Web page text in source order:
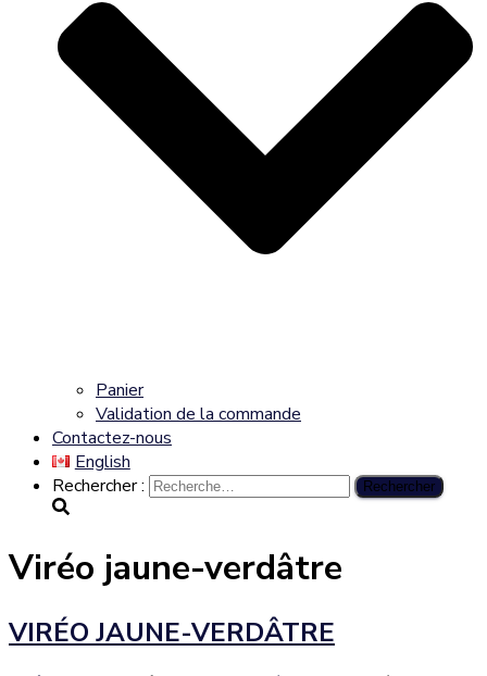
Panier
Validation de la commande
Contactez-nous
English
Rechercher :
Viréo jaune-verdâtre
VIRÉO JAUNE-VERDÂTRE